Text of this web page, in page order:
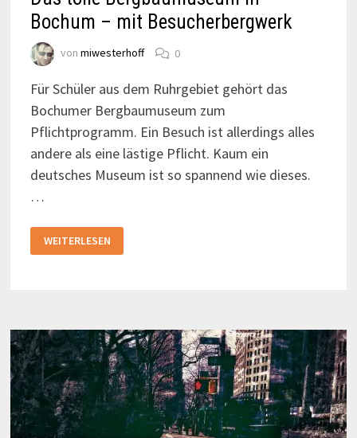
Bochum – mit Besucherbergwerk
von miwesterhoff 0
Für Schüler aus dem Ruhrgebiet gehört das
Bochumer Bergbaumuseum zum
Pflichtprogramm. Ein Besuch ist allerdings alles
andere als eine lästige Pflicht. Kaum ein
deutsches Museum ist so spannend wie dieses.
…
TOLLE
BERGBAUMUSEUM
WEITERLESEN